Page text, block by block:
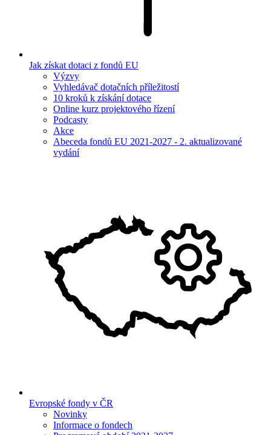
Jak získat dotaci z fondů EU
Výzvy
Vyhledávač dotačních příležitostí
10 kroků k získání dotace
Online kurz projektového řízení
Podcasty
Akce
Abeceda fondů EU 2021-2027 - 2. aktualizované
vydání
Evropské fondy v ČR
Novinky
Informace o fondech